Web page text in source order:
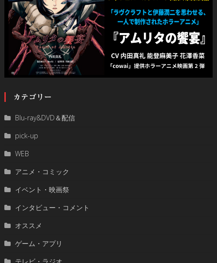
カテゴリー
Blu-ray&DVD＆配信
pick-up
WEB
アニメ・コミック
イベント・映画祭
インタビュー・コメント
オススメ
ゲーム・アプリ